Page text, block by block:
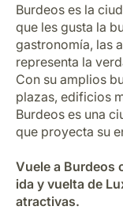
Carrera en Luxair
Burdeos es la
que les gusta la
gastronomía, las
representa la
Con su amplios
plazas, edificios
Burdeos es una
que proyecta su
Vuele a Burdeos
ida y vuelta de
atractivas.